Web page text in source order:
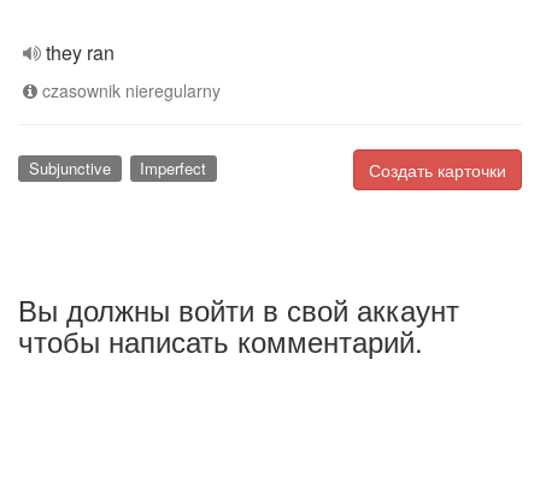
they ran
czasownik nieregularny
Создать карточки
Subjunctive Imperfect
Вы должны войти в свой аккаунт
чтобы написать комментарий.